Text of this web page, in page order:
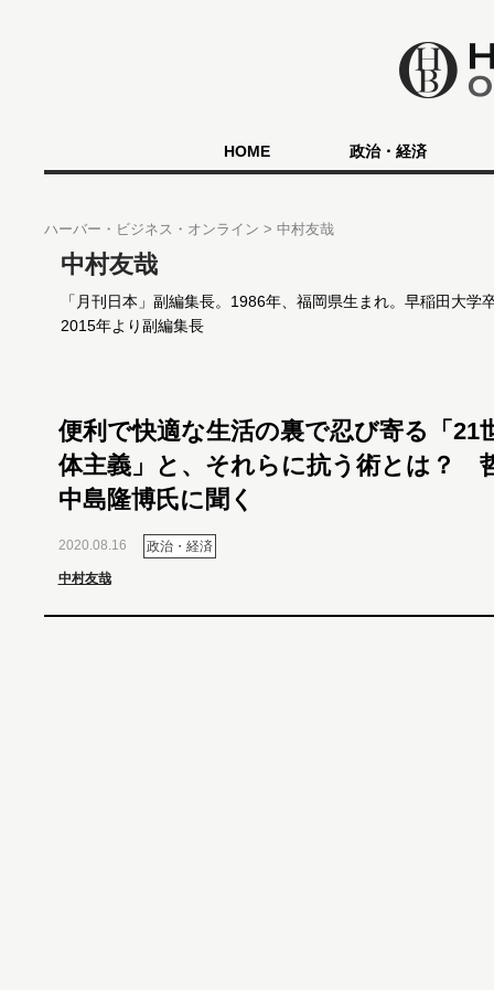
HOME 政治・経済
ハーバー・ビジネス・オンライン 中村友哉
中村友哉
「月刊日本」副編集長。1986年、福岡県生まれ。早稲田大
2015年より副編集長
便利で快適な生活の裏で忍び寄る「21
体主義」と、それらに抗う術とは？
中島隆博氏に聞く
2020.08.16 政治・経済
中村友哉